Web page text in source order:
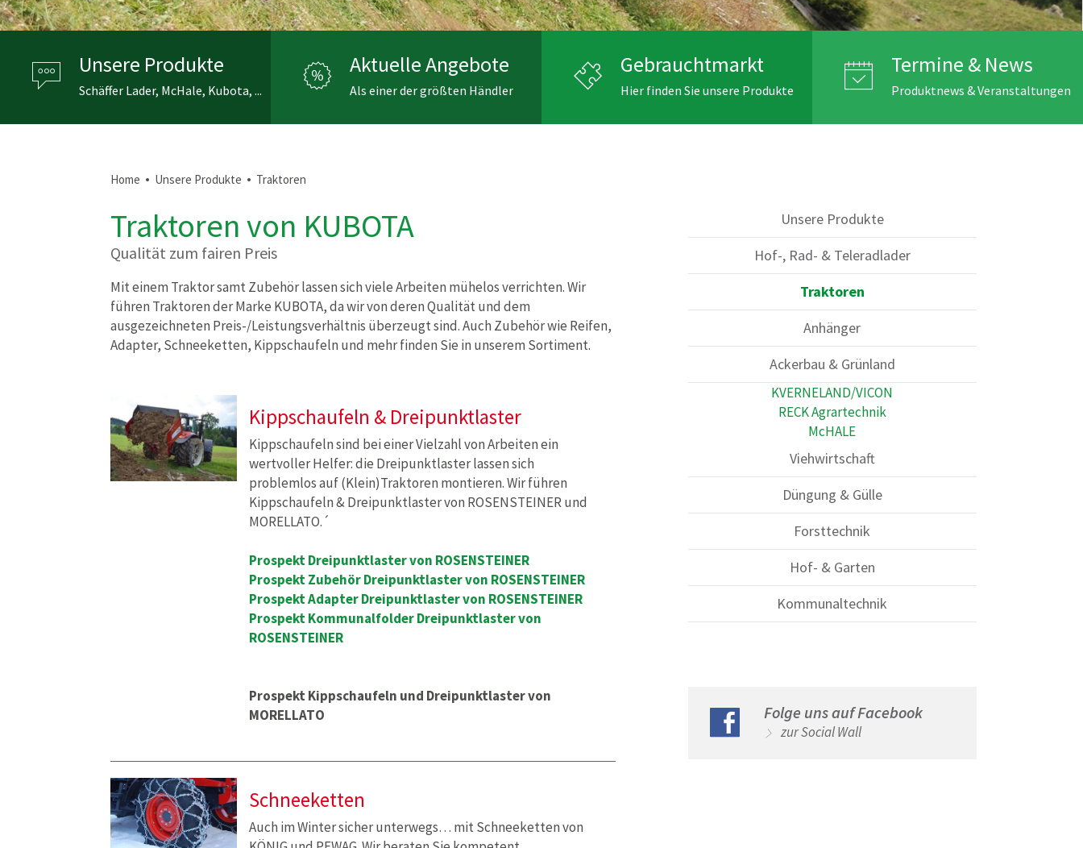
Unsere Produkte
Schäffer Lader, McHale, Kubota, ...
Aktuelle Angebote
Als einer der größten Händler
Gebrauchtmarkt
Hier finden Sie unsere Produkte
Termine & News
Produktnews & Veranstaltungen
Home • Unsere Produkte • Traktoren
Traktoren von KUBOTA
Qualität zum fairen Preis
Mit einem Traktor samt Zubehör lassen sich viele Arbeiten mühelos verrichten. Wir
führen Traktoren der Marke KUBOTA, da wir von deren Qualität und dem
ausgezeichneten Preis-/Leistungsverhältnis überzeugt sind. Auch Zubehör wie Reifen,
Adapter, Schneeketten, Kippschaufeln und mehr finden Sie in unserem Sortiment.
Kippschaufeln & Dreipunktlaster
Kippschaufeln sind bei einer Vielzahl von Arbeiten ein
wertvoller Helfer: die Dreipunktlaster lassen sich
problemlos auf (Klein)Traktoren montieren. Wir führen
Kippschaufeln & Dreipunktlaster von ROSENSTEINER und
MORELLATO.´
Prospekt Dreipunktlaster von ROSENSTEINER
Prospekt Zubehör Dreipunktlaster von ROSENSTEINER
Prospekt Adapter Dreipunktlaster von ROSENSTEINER
Prospekt Kommunalfolder Dreipunktlaster von
ROSENSTEINER
Prospekt Kippschaufeln und Dreipunktlaster von
MORELLATO
Schneeketten
Auch im Winter sicher unterwegs… mit Schneeketten von
Unsere Produkte
Hof-, Rad- & Teleradlader
Traktoren
Anhänger
Ackerbau & Grünland
KVERNELAND/VICON
RECK Agrartechnik
McHALE
Viehwirtschaft
Düngung & Gülle
Forsttechnik
Hof- & Garten
Kommunaltechnik
Folge uns auf Facebook
zur Social Wall